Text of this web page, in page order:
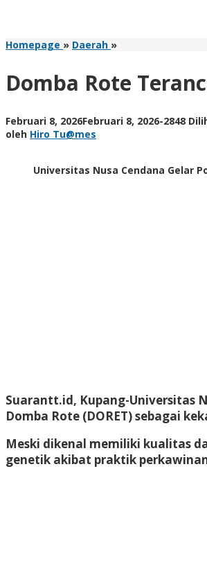
Homepage » Daerah »Domba
Inbreeding,
Perlindungan
Domba Rote
Februari 8, 2026Februari 8, 2026oleh
-2848
oleh Hiro Tu@mes
Universitas Nusa Cendana Gelar
Suarantt.id, Kupang-Universitas
Domba Rote (DORET) sebagai
Meski dikenal memiliki kualitas
genetik akibat praktik